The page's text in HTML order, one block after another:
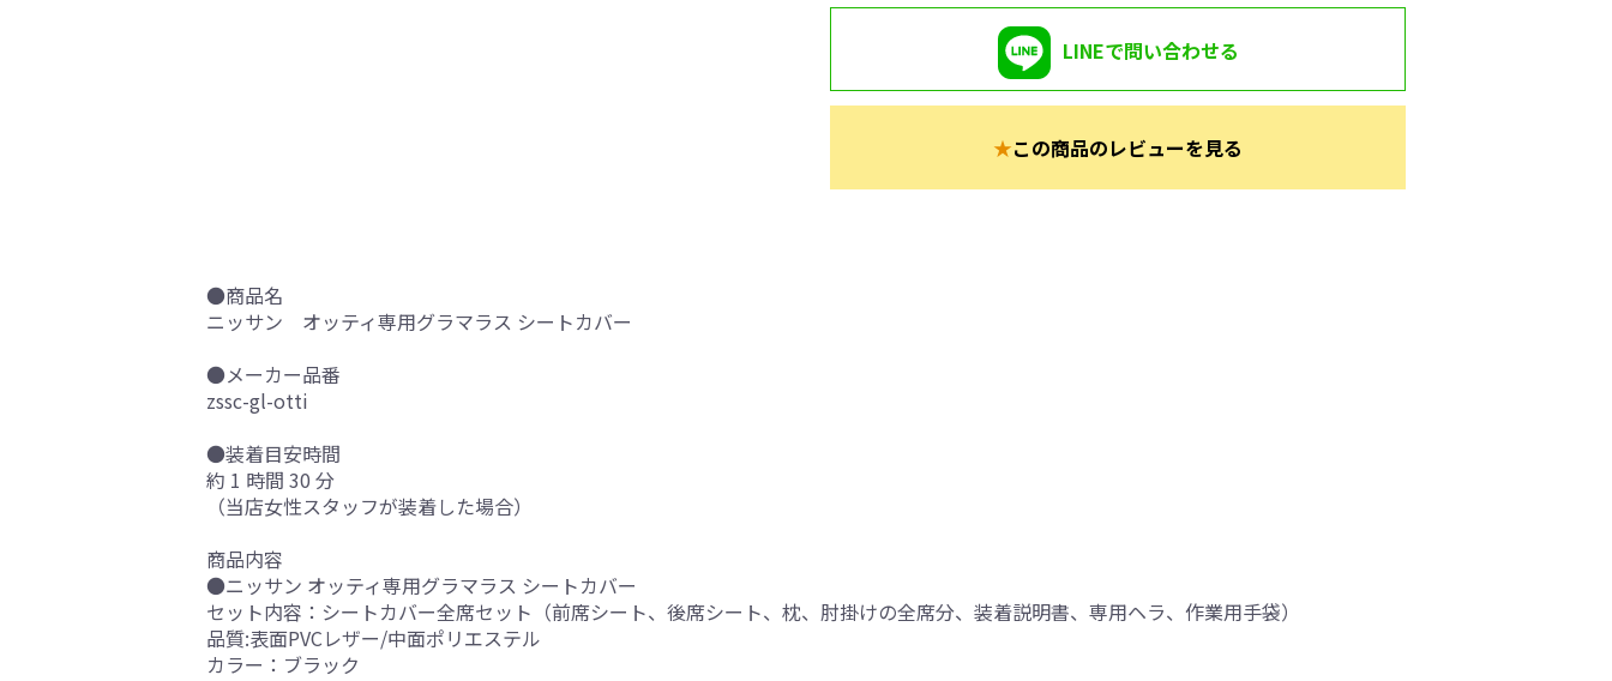
LINEで問い合わせる
★この商品のレビューを見る
●商品名
ニッサン オッティ専用グラマラス シートカバー
●メーカー品番
zssc-gl-otti
●装着目安時間
約 1 時間 30 分
（当店女性スタッフが装着した場合）
商品内容
●ニッサン オッティ専用グラマラス シートカバー
セット内容：シートカバー全席セット（前席シート、後席シート、枕、肘掛けの全席分、装着説明書、専用ヘラ、作業用手袋）
品質:表面PVCレザー/中面ポリエステル
カラー：ブラック